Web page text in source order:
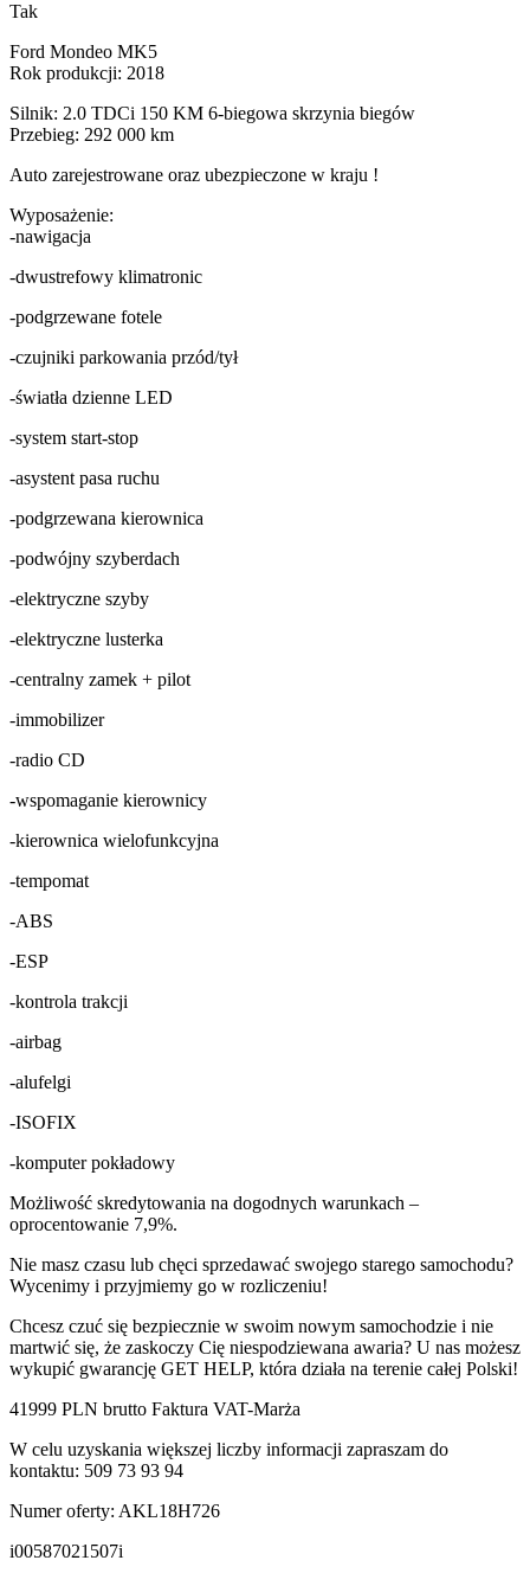
Tak
Ford Mondeo MK5
Rok produkcji: 2018
Silnik: 2.0 TDCi 150 KM 6-biegowa skrzynia biegów
Przebieg: 292 000 km
Auto zarejestrowane oraz ubezpieczone w kraju !
Wyposażenie:
-nawigacja
-dwustrefowy klimatronic
-podgrzewane fotele
-czujniki parkowania przód/tył
-światła dzienne LED
-system start-stop
-asystent pasa ruchu
-podgrzewana kierownica
-podwójny szyberdach
-elektryczne szyby
-elektryczne lusterka
-centralny zamek + pilot
-immobilizer
-radio CD
-wspomaganie kierownicy
-kierownica wielofunkcyjna
-tempomat
-ABS
-ESP
-kontrola trakcji
-airbag
-alufelgi
-ISOFIX
-komputer pokładowy
Możliwość skredytowania na dogodnych warunkach –
oprocentowanie 7,9%.
Nie masz czasu lub chęci sprzedawać swojego starego samochodu?
Wycenimy i przyjmiemy go w rozliczeniu!
Chcesz czuć się bezpiecznie w swoim nowym samochodzie i nie
martwić się, że zaskoczy Cię niespodziewana awaria? U nas możesz
wykupić gwarancję GET HELP, która działa na terenie całej Polski!
41999 PLN brutto Faktura VAT-Marża
W celu uzyskania większej liczby informacji zapraszam do
kontaktu: 509 73 93 94
Numer oferty: AKL18H726
i00587021507i